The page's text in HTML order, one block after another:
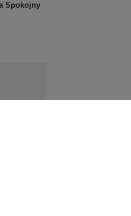
Spokojny